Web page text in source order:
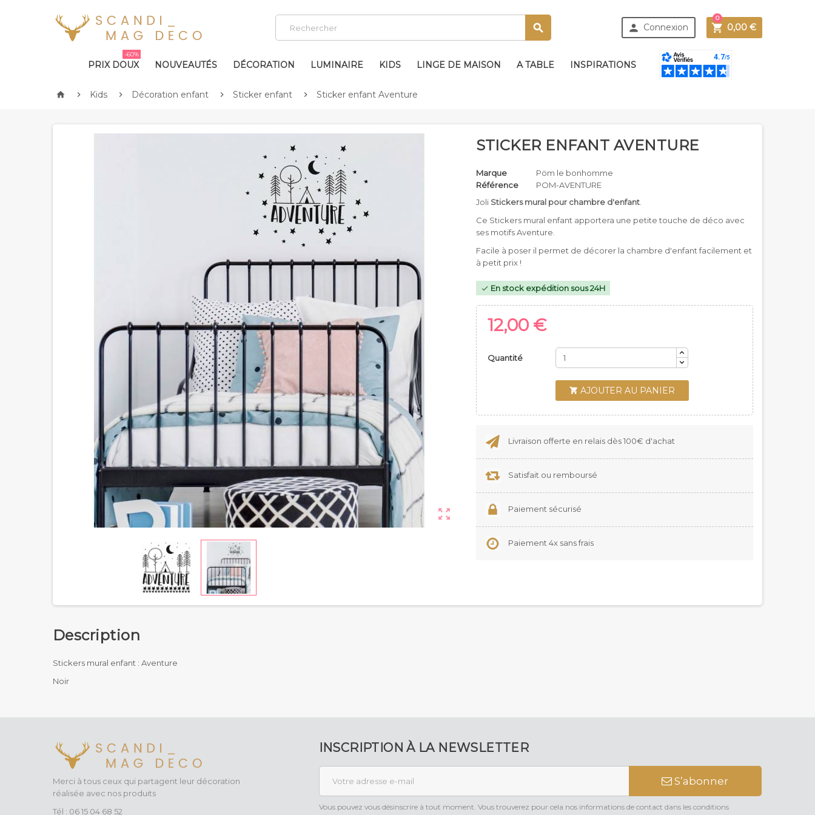
  Connexion  0,00 €
0
PRIX DOUX
-60%
NOUVEAUTÉS DÉCORATION LUMINAIRE KIDS LINGE DE MAISON A TABLE INSPIRATIONS
  Kids  Décoration enfant  Sticker enfant  Sticker enfant Aventure

STICKER ENFANT AVENTURE
Marque
Pöm le bonhomme
Référence
POM-AVENTURE
Joli Stickers mural pour chambre d'enfant.
Ce Stickers mural enfant apportera une petite touche de déco avec
ses motifs Aventure.
Facile à poser il permet de décorer la chambre d'enfant facilement et
à petit prix !
 En stock expédition sous 24H
12,00 €
Quantité
 AJOUTER AU PANIER
Livraison offerte en relais dès 100€ d'achat
Satisfait ou remboursé
Paiement sécurisé
Paiement 4x sans frais
Description
Stickers mural enfant : Aventure
Noir
Merci à tous ceux qui partagent leur décoration
réalisée avec nos produits
Tél : 06 15 04 68 52
INSCRIPTION À LA NEWSLETTER
S’abonner
Vous pouvez vous désinscrire à tout moment. Vous trouverez pour cela nos informations de contact dans les conditions